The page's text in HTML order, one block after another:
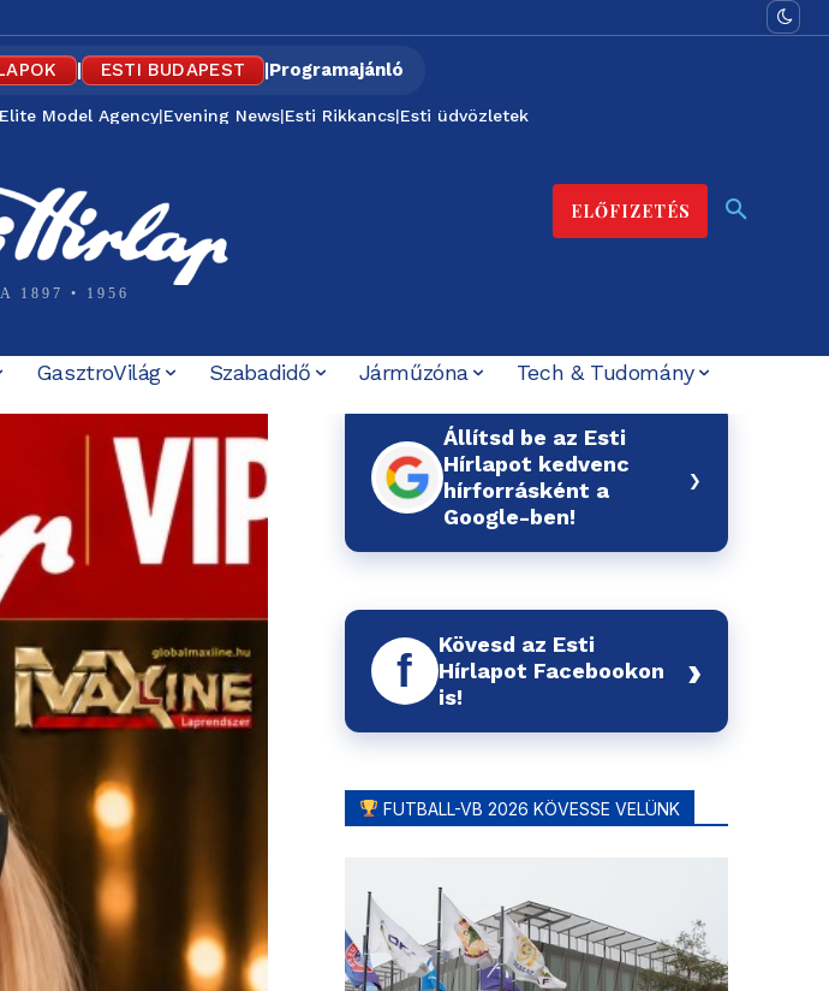
| ESTI BUDAPEST |Programajánló
Elite Model Agency|Evening News|Esti Rikkancs|Esti üdvözletek
1897 • 1956
ELŐFIZETÉS
GasztroVilág Szabadidő Járműzóna
Tech & Tudomány
Állítsd be az Esti
Hírlapot kedvenc
hírforrásként a
Google-ben!
›
f
Kövesd az Esti
Hírlapot Facebookon
is!
›
FUTBALL-VB 2026 KÖVESSE VELÜNK